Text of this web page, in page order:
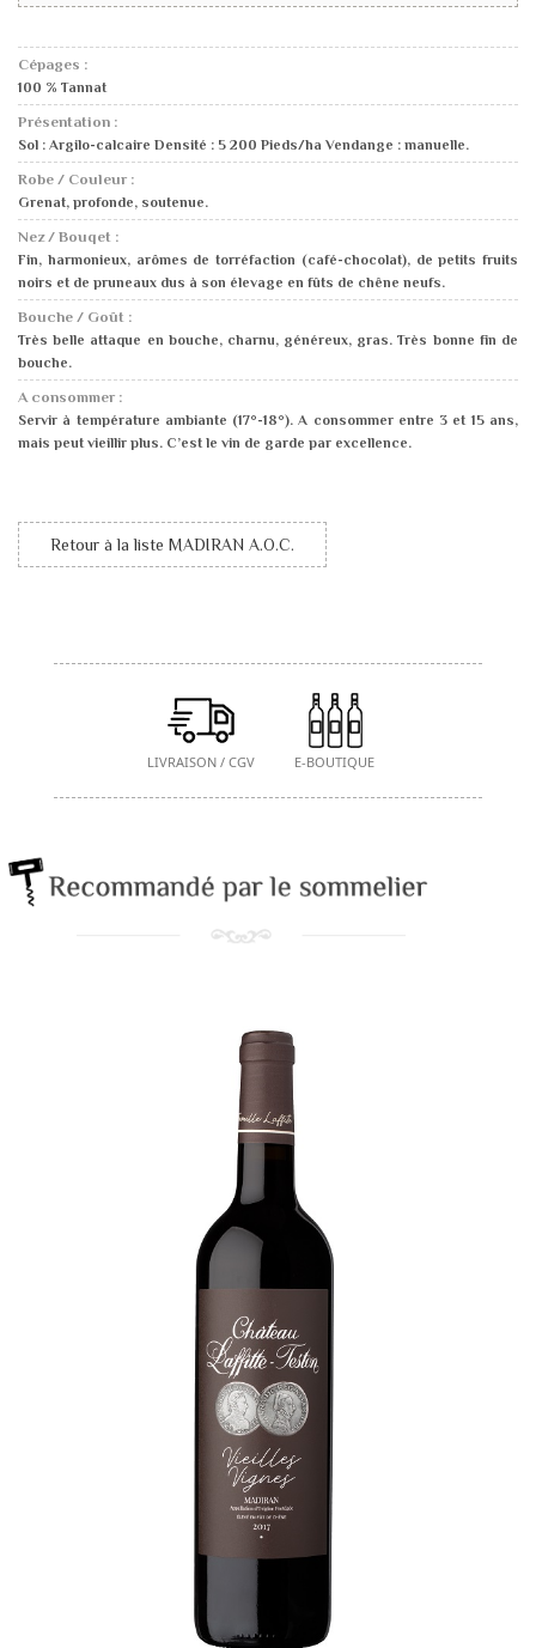
Cépages :
100 % Tannat
Présentation :
Sol : Argilo-calcaire Densité : 5 200 Pieds/ha Vendange : manuelle.
Robe / Couleur :
Grenat, profonde, soutenue.
Nez / Bouqet :
Fin, harmonieux, arômes de torréfaction (café-chocolat), de petits fruits
noirs et de pruneaux dus à son élevage en fûts de chêne neufs.
Bouche / Goût :
Très belle attaque en bouche, charnu, généreux, gras. Très bonne fin de
bouche.
A consommer :
Servir à température ambiante (17°-18°). A consommer entre 3 et 15 ans,
mais peut vieillir plus. C’est le vin de garde par excellence.
Retour à la liste MADIRAN A.O.C.
LIVRAISON / CGV E-BOUTIQUE